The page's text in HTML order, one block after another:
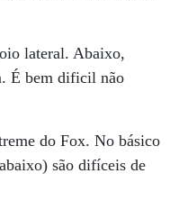
lateral. Abaixo,
É bem dificil não
do Fox. No básico
são difíceis de